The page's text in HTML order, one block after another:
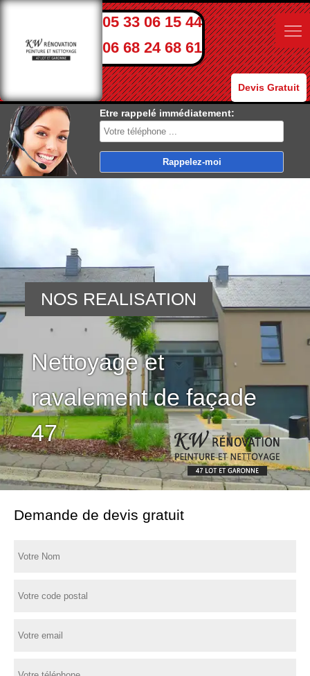
05 33 06 15 44
06 68 24 68 61
Devis Gratuit
Etre rappelé immédiatement:
Nettoyage et
ravalement de façade
47
NOS REALISATION
Demande de devis gratuit